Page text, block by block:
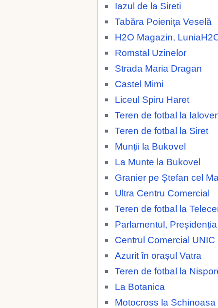
Iazul de la Sireti
Tabăra Poienița Veselă
H2O Magazin,
Romstal Uzinelor
Strada Maria Dragan
Castel Mimi
Liceul Spiru Haret
Teren de fotbal la
Teren de fotbal la Siret
Munții la Bukovel
La Munte la Bukovel
Granier pe Ștefan cel
Ultra Centru Comercial
Teren de fotbal la
Parlamentul, Preșidenția
Centrul Comercial UNIC
Azurit în orașul Vatra
Teren de fotbal la
La Botanica
Motocross la Schinoasa